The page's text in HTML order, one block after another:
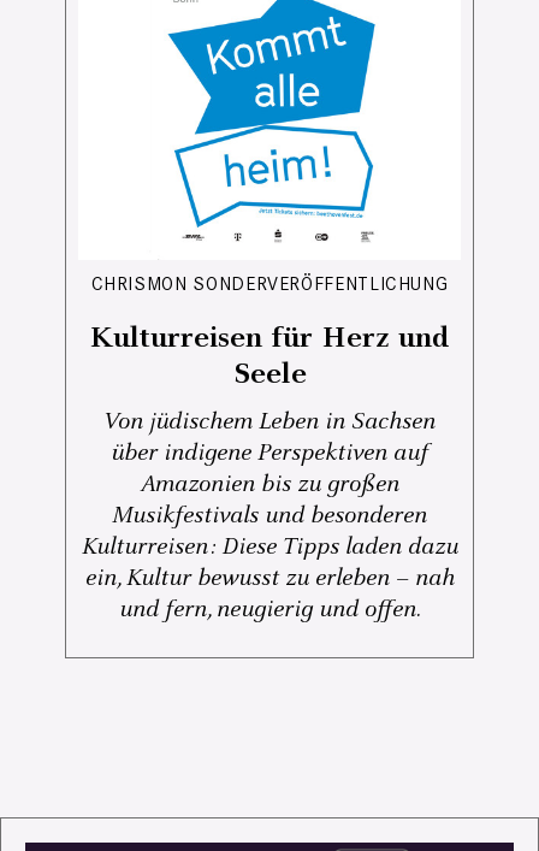
CHRISMON SONDERVERÖFFENTLICHUNG
Kulturreisen für Herz und
Seele
Von jüdischem Leben in Sachsen
über indigene Perspektiven auf
Amazonien bis zu großen
Musikfestivals und besonderen
Kulturreisen: Diese Tipps laden dazu
ein, Kultur bewusst zu erleben – nah
und fern, neugierig und offen.